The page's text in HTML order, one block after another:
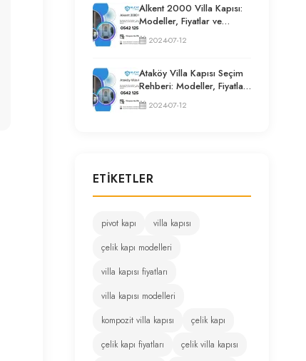
Alkent 2000 Villa Kapısı:
Modeller, Fiyatlar ve
Uzman Seçim Rehberi
2024-07-12
Ataköy Villa Kapısı Seçim
Rehberi: Modeller, Fiyatlar
ve Uzman Tavsiyeleri
2024-07-12
ETIKETLER
pivot kapı
villa kapısı
çelik kapı modelleri
villa kapısı fiyatları
villa kapısı modelleri
kompozit villa kapısı
çelik kapı
çelik kapı fiyatları
çelik villa kapısı